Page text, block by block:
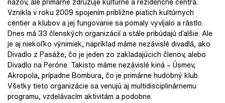
Vznikla v roku 2009 spojením približne piatich kultúrnych
centier a klubov a jej fungovanie sa pomaly vyvíjalo a rástlo.
Dnes má 33 členských organizácií a stále pribúdajú ďalšie. Ale
je aj niekoľko výnimiek, napríklad máme nezávislé divadlá, ako
Divadlo z Pasáže, čo je jeden zo zakladajúcich členov, alebo
Divadlo na Peróne. Takisto máme nezávislé kiná – Úsmev,
Akropola, prípadne Bombura, čo je primárne hudobný klub.
Všetky tieto organizácie sa venujú aj multidisciplinárnemu
programu, vzdelávacím aktivitám a podobne.